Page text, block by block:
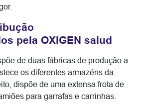
pela OXIGEN salud
de duas fábricas de produção a
os diferentes armazéns da
dispõe de uma extensa frota de
para garrafas e carrinhas.